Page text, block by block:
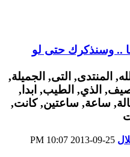
.. وسنذكرك حتى لو
10:07 PM